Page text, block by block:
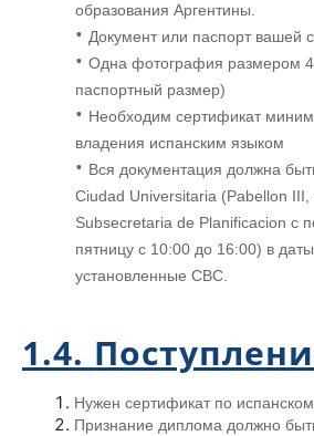
образования Аргентины.
• Документ или паспорт вашей
• Одна фотография размером
паспортный размер)
• Необходим сертификат
владения испанским языком
• Вся документация должна
Ciudad Universitaria (Pabellon III,
Subsecretaria de Planificacion с
пятницу с 10:00 до 16:00) в
установленные CBC.
1.4.
Нужен сертификат по
Признание диплома должно